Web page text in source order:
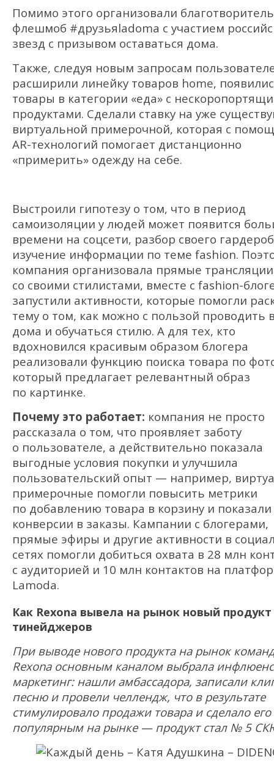
Помимо этого организовали
флешмоб #друзьяladoma с участием
звезд с призывом оставаться дома.
Также, следуя новым запросам
расширили линейку товаров home,
товары в категории «еда» с
продуктами. Сделали ставку на уже
виртуальной примерочной, которая с
AR-технологий помогает дистанционно
«примерить» одежду на себе.
Выстроили гипотезу о том, что в период
самоизоляции у людей может появится
времени на соцсети, разбор своего
изучение информации по теме fashion.
компания организовала прямые трансляции
со своими стилистами, вместе с fashion-
запустили активности, которые помогли
тему о том, как можно с пользой проводить
дома и обучаться стилю. А для тех, кто
вдохновился красивым образом блогера
реализовали функцию поиска товара по
который предлагает релевантный образ
по картинке.
Почему это работает: компания не просто
рассказала о том, что проявляет заботу
о пользователе, а действительно показала
выгодные условия покупки и улучшила
пользовательский опыт — например,
примерочные помогли повысить метрики
по добавлению товара в корзину и показали
конверсии в заказы. Кампании с блогерами,
прямые эфиры и другие активности в
сетях помогли добиться охвата в 28 млн
с аудиторией и 10 млн контактов на
Lamoda.
Как Rexona вывела на рынок новый
тинейджеров
При выводе нового продукта на рынок
Rexona основным каналом выбрала
маркетинг: нашли амбассадора, записали
песню и провели челлендж, что в результате
стимулировало продажи товара и сделало его
популярным на рынке — продукт стал № 5